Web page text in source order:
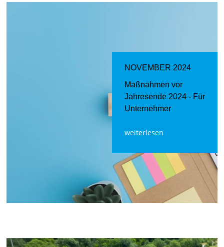
NOVEMBER 2024
Maßnahmen vor
Jahresende 2024 - Für
Unternehmer
weiterlesen